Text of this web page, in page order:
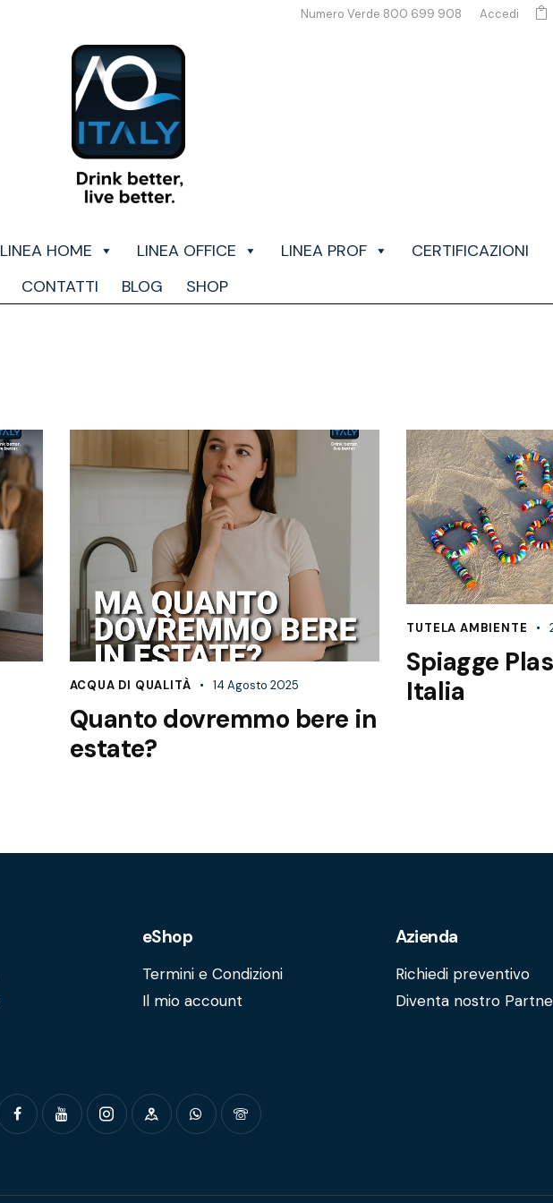
Numero Verde 800 699 908 Accedi
LINEA HOME LINEA OFFICE LINEA PROF
CERTIFICAZIONI
CONTATTI
BLOG SHOP
ACQUA DI QUALITÀ 14 Agosto 2025
Quanto dovremmo bere in
estate?
TUTELA AMBIENTE
Spiagge
Italia
eShop
Termini e Condizioni
Il mio account
Azienda
Richiedi preventivo
Diventa nostro